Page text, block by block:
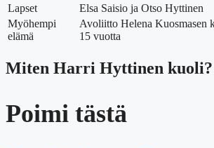
Lapset
Elsa Saisio ja Otso Hyttinen
Myöhempi
elämä
Avoliitto Helena Kuosmasen
15 vuotta
Miten Harri Hyttinen kuoli?
Poimi tästä